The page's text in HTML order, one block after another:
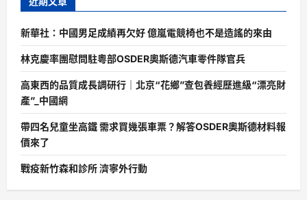
新華社：中國男足成績再欠好 億嵐電競椅也不是造謠的來由
林克慶率團慰問駐粵部OSDER奧斯德汽車零件隊官兵
高東西的品質成長調研行｜北京“花鄉”查包養經歷進級“漂亮財
產”_中國網
帶四名兒童坐高鐵 需求買幾張車票？解答OSDER奧斯德材料報
價來了
戰疫新竹森和診所 濟寧外行動